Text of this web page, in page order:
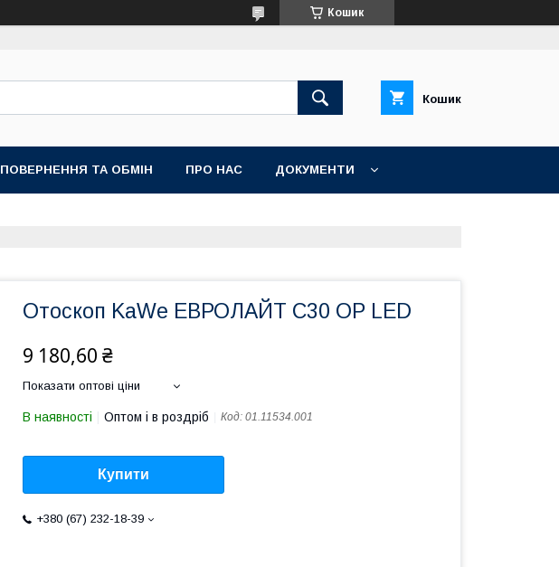
Кошик
Кошик
ПОВЕРНЕННЯ ТА ОБМІН ПРО НАС ДОКУМЕНТИ
Отоскоп KaWe ЕВРОЛАЙТ C30 OP LED
9 180,60 ₴
Показати оптові ціни
В наявності Оптом і в роздріб Код: 01.11534.001
Купити
+380 (67) 232-18-39